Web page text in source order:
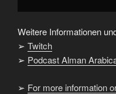
Weitere Informationen
➢ Twitch
➢ Podcast Alman
➢ For more information